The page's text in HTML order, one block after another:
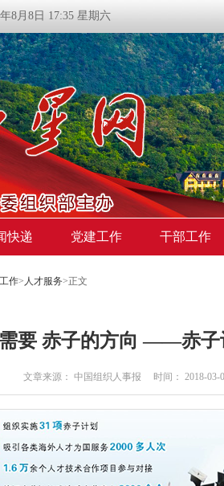
8月8日 17:35 星期六
快递 党建工作 干部工作
作> 人才服务>正文
要 赤子的方向 ——赤子
文章来源： 中国组织人事报 时间： 2018-03-